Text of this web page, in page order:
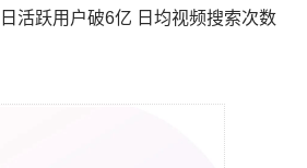
活跃用户破6亿 日均视频搜索次数